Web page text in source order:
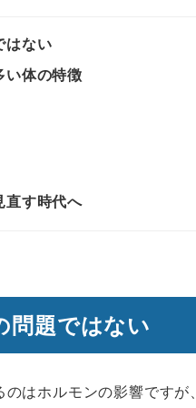
はない
い体の特徴
直す時代へ
問題ではない
はホルモンの影響ですが、